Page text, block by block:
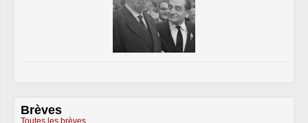
Brèves
Toutes les brèves